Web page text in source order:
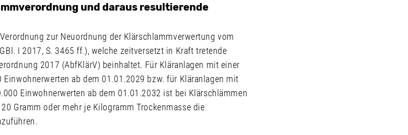
und daraus resultierende
zur Neuordnung der Klärschlammverwertung vom
I 2017, S. 3465 ff.), welche zeitversetzt in Kraft tretende
2017 (AbfKlärV) beinhaltet. Für Kläranlagen mit einer
ab dem 01.01.2029 bzw. für Kläranlagen mit
Einwohnerwerten ab dem 01.01.2032 ist bei Klärschlämmen
Gramm oder mehr je Kilogramm Trockenmasse die